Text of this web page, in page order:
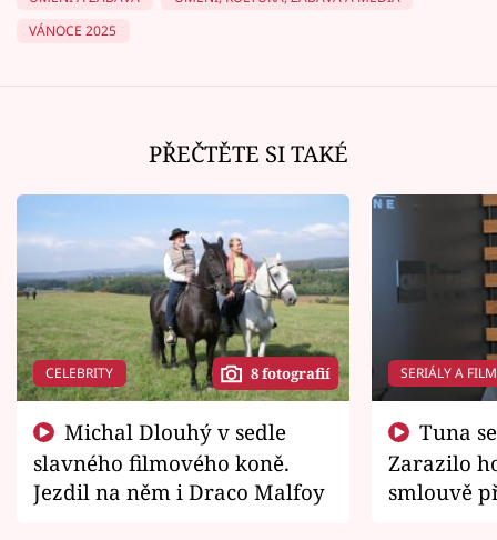
VÁNOCE 2025
PŘEČTĚTE SI TAKÉ
CELEBRITY 8 fotografií
slavného filmového koně.
Jezdil na něm i Draco Malfoy
SERIÁLY A
Zarazilo
smlouvě